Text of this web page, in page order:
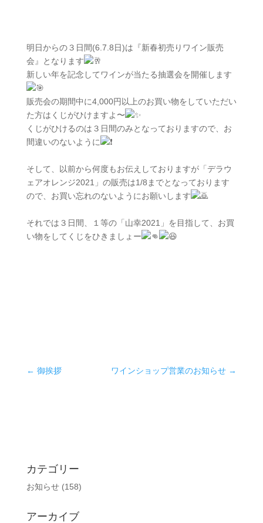
明日からの３日間(6.7.8日)は『新春初売りワイン販売
会』となります
新しい年を記念してワインが当たる抽選会を開催します
販売会の期間中に4,000円以上のお買い物をしていただい
た方はくじがひけますよ〜
くじがひけるのは３日間のみとなっておりますので、お
間違いのないように
そして、以前から何度もお伝えしておりますが「デラウ
ェアオレンジ2021」の販売は1/8までとなっております
ので、お買い忘れのないようにお願いします
それでは３日間、１等の「山幸2021」を目指して、お買
い物をしてくじをひきましょー
← 御挨拶 ワインショップ営業のお知らせ →
カテゴリー
お知らせ(158)
アーカイブ